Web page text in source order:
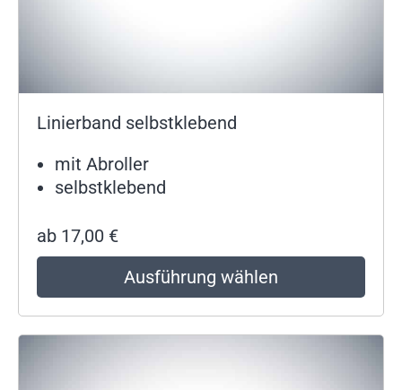
Linierband selbstklebend
mit Abroller
selbstklebend
ab 17,00 €
Ausführung wählen